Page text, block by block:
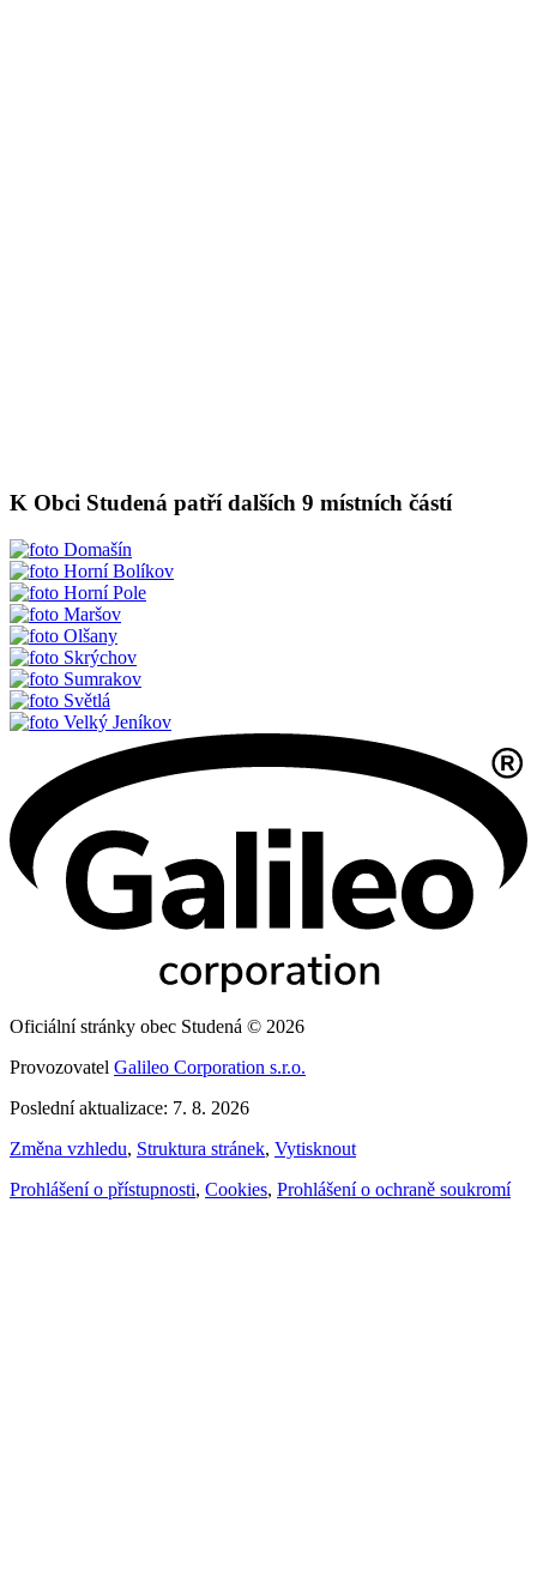
K Obci Studená patří dalších 9 místních částí
Domašín
Horní Bolíkov
Horní Pole
Maršov
Olšany
Skrýchov
Sumrakov
Světlá
Velký Jeníkov
Oficiální stránky obec Studená © 2026
Provozovatel Galileo Corporation s.r.o.
Poslední aktualizace: 7. 8. 2026
Změna vzhledu, Struktura stránek, Vytisknout
Prohlášení o přístupnosti, Cookies, Prohlášení o ochraně soukromí